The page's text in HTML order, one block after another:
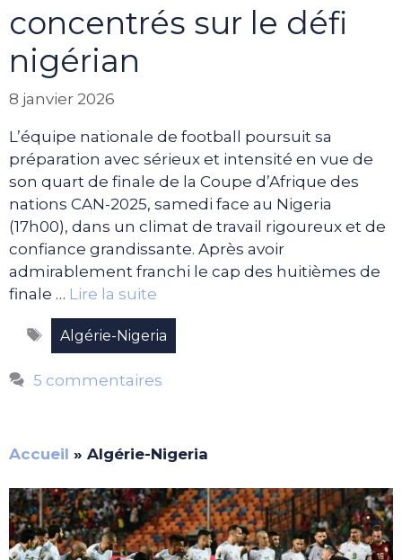
concentrés sur le défi
nigérian
8 janvier 2026
L’équipe nationale de football poursuit sa
préparation avec sérieux et intensité en vue de
son quart de finale de la Coupe d’Afrique des
nations CAN-2025, samedi face au Nigeria
(17h00), dans un climat de travail rigoureux et de
confiance grandissante. Après avoir
admirablement franchi le cap des huitièmes de
finale … Lire la suite
Étiquettes
Algérie-Nigeria
5 commentaires
Accueil » Algérie-Nigeria